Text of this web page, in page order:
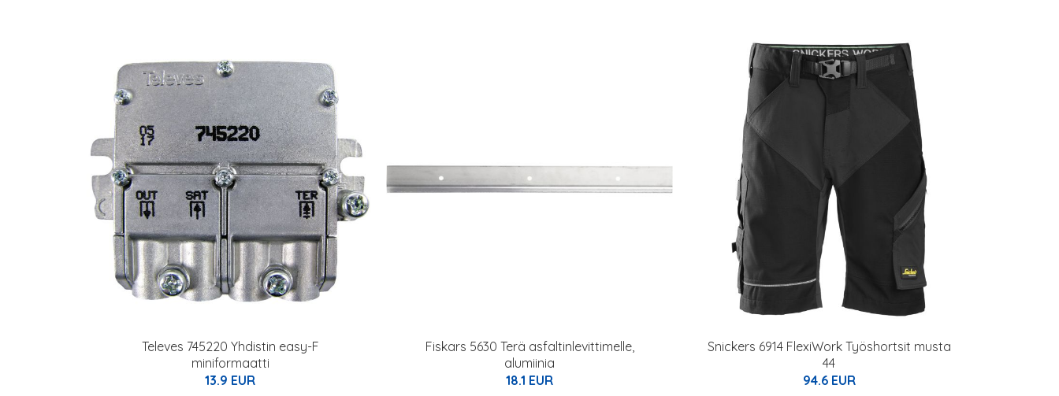
Televes 745220 Yhdistin easy-F
miniformaatti
13.9 EUR
Fiskars 5630 Terä asfaltinlevittimelle,
alumiinia
18.1 EUR
Snickers 6914 FlexiWork Työshortsit musta
44
94.6 EUR